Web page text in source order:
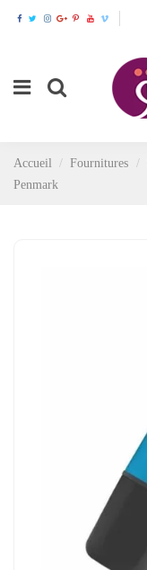
Accueil Fournitures
Penmark